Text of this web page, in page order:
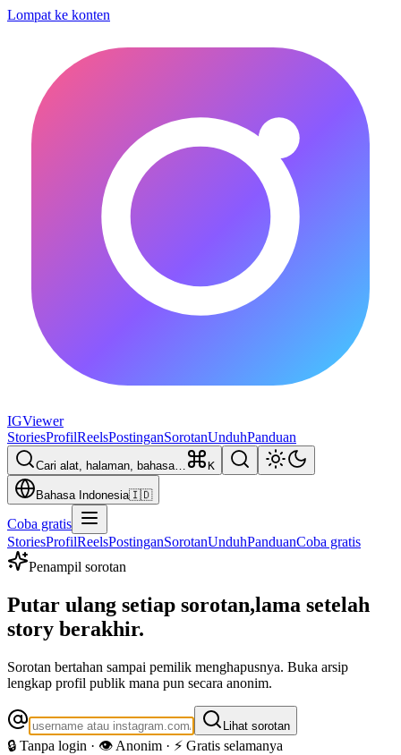
Lompat ke konten
IGViewer
StoriesProfilReelsPostinganSorotanUnduhPanduan
Cari alat, halaman, bahasa… K
Bahasa Indonesia🇮🇩
Coba gratis
StoriesProfilReelsPostinganSorotanUnduhPanduanCoba gratis
Penampil sorotan
Putar ulang setiap sorotan,lama setelah
story berakhir.
Sorotan bertahan sampai pemilik menghapusnya. Buka arsip
lengkap profil publik mana pun secara anonim.
Lihat sorotan
🔒 Tanpa login · 👁️ Anonim · ⚡ Gratis selamanya